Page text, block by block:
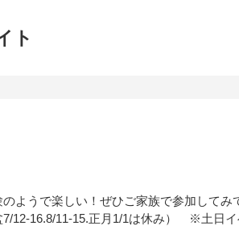
ト
ようで楽しい！ぜひご家族で参加してみ
12-16.8/11-15.正月1/1は休み） ※土日イ